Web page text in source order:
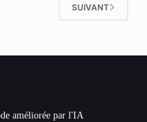
SUIVANT
améliorée par l'IA